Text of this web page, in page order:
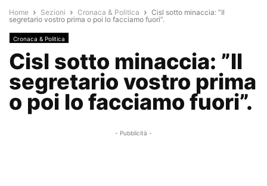
Home Sezioni Cronaca & Politica
Cisl sotto minaccia: ”Il
segretario vostro prima o poi lo facciamo fuori”.
Cronaca & Politica
Cisl sotto minaccia: ”Il
segretario vostro prima
o poi lo facciamo fuori”.
- Pubblicità -